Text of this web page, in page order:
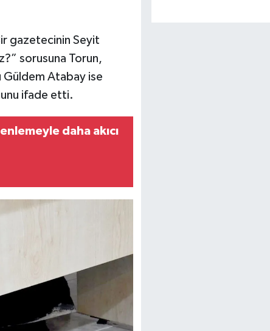
gazetecinin Seyit
sorusuna Torun,
Güldem Atabay ise
ifade etti.
daha akıcı